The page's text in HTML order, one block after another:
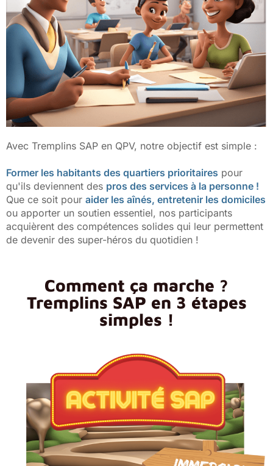
Avec Tremplins SAP en QPV, notre objectif est simple :
Former les habitants des quartiers prioritaires pour
qu'ils deviennent des pros des services à la personne !
Que ce soit pour aider les aînés, entretenir les domiciles
ou apporter un soutien essentiel, nos participants
acquièrent des compétences solides qui leur permettent
de devenir des super-héros du quotidien !
Comment ça marche ?
Tremplins SAP en 3 étapes
simples !